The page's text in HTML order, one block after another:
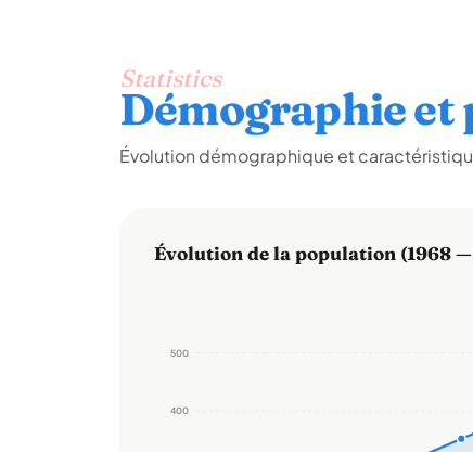
Statistics
Démographie
Évolution démographique et
Évolution de la population (1968
400
500